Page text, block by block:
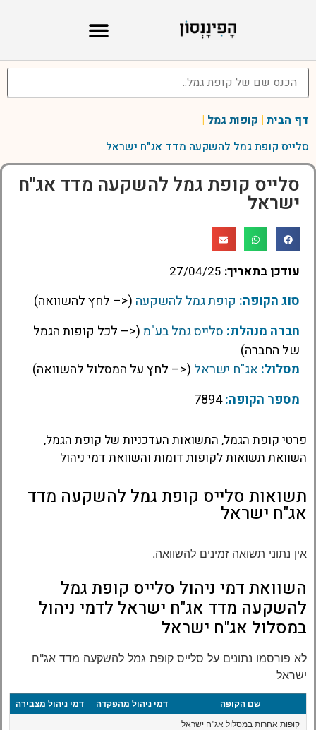
דף הבית | קופות גמל |
סלייס קופת גמל להשקעה מדד אג"ח ישראל
סלייס קופת גמל להשקעה מדד אג"ח
ישראל
עודכן בתאריך: 27/04/25
סוג הקופה: קופת גמל להשקעה (<– לחץ להשוואה)
חברה מנהלת: סלייס גמל בע"מ (<– לכל קופות הגמל
של החברה)
מסלול: אג"ח ישראל (<– לחץ על המסלול להשוואה)
מספר הקופה:7894
פרטי קופת הגמל, התשואות העדכניות של קופת הגמל,
השוואת תשואות לקופות דומות והשוואת דמי ניהול
תשואות סלייס קופת גמל להשקעה מדד
אג"ח ישראל
אין נתוני תשואה זמינים להשוואה.
השוואת דמי ניהול סלייס קופת גמל
להשקעה מדד אג"ח ישראל לדמי ניהול
במסלול אג"ח ישראל
לא פורסמו נתונים על סלייס קופת גמל להשקעה מדד אג"ח
ישראל
שם הקופה דמי ניהול מהפקדה דמי ניהול מצבירה
קופות אחרות במסלול אג"ח ישראל